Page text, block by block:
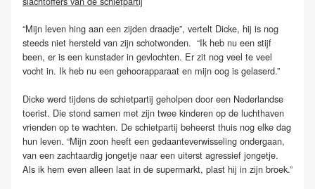
“Mijn leven hing aan een zijden draadje”, vertelt Dicke, hij is nog
steeds niet hersteld van zijn schotwonden. “Ik heb nu een stijf
been, er is een kunstader in gevlochten. Er zit nog veel te veel
vocht in. Ik heb nu een gehoorapparaat en mijn oog is gelaserd.”
Dicke werd tijdens de schietpartij geholpen door een Nederlandse
toerist. Die stond samen met zijn twee kinderen op de luchthaven
vrienden op te wachten. De schietpartij beheerst thuis nog elke dag
hun leven. “Mijn zoon heeft een gedaanteverwisseling ondergaan,
van een zachtaardig jongetje naar een uiterst agressief jongetje.
Als ik hem even alleen laat in de supermarkt, plast hij in zijn broek.”